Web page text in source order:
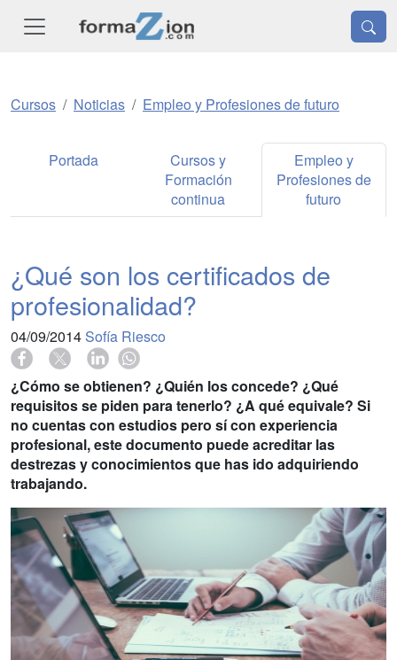
Cursos Noticias Empleo y Profesiones de futuro
Portada
Cursos y
Formación
continua
Empleo y
Profesiones de
futuro
¿Qué son los certificados de
profesionalidad?
04/09/2014 Sofía Riesco
¿Cómo se obtienen? ¿Quién los concede? ¿Qué
requisitos se piden para tenerlo? ¿A qué equivale? Si
no cuentas con estudios pero sí con experiencia
profesional, este documento puede acreditar las
destrezas y conocimientos que has ido adquiriendo
trabajando.